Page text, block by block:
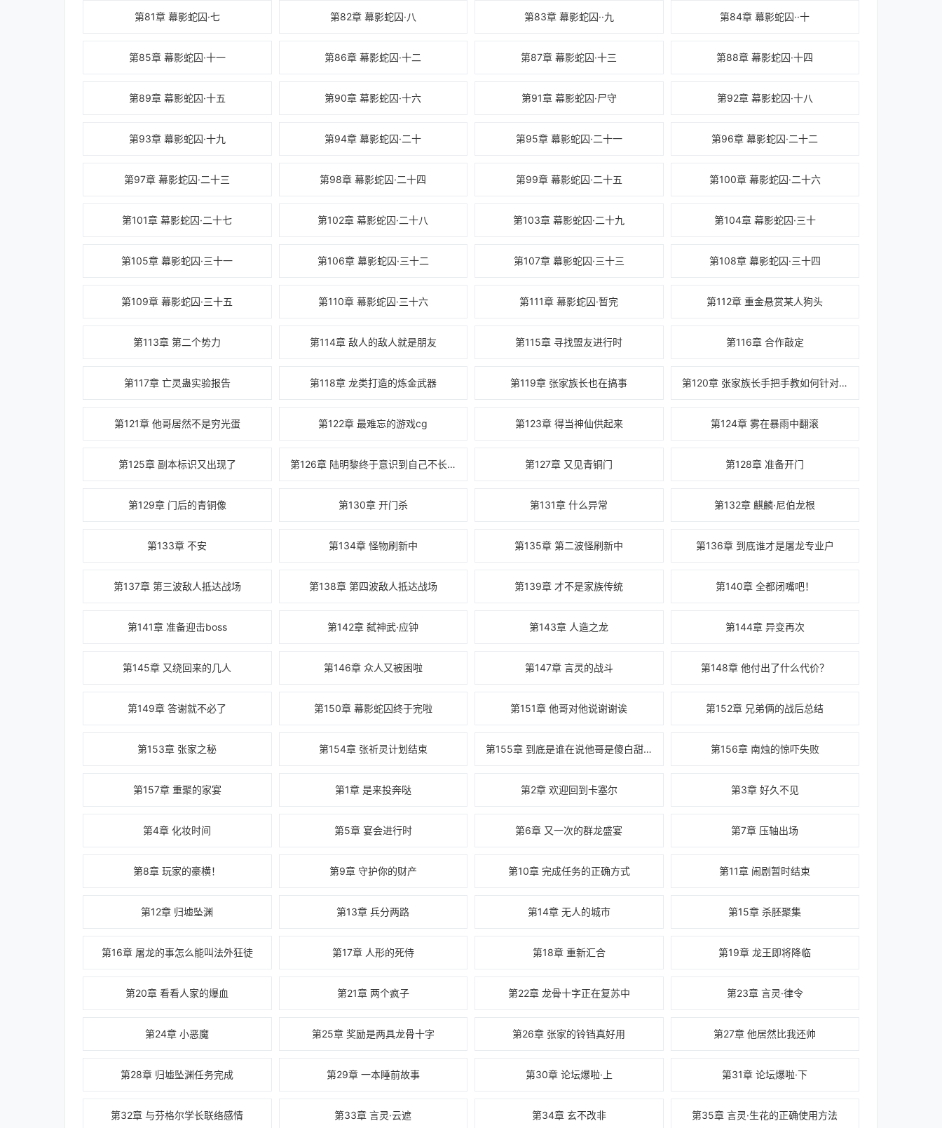
第81章 幕影蛇囚·七 第82章 幕影蛇囚·八 第83章 幕影蛇囚··九 第84章 幕影蛇囚··十
第85章 幕影蛇囚·十一 第86章 幕影蛇囚·十二 第87章 幕影蛇囚·十三 第88章 幕影蛇囚·十四
第89章 幕影蛇囚·十五 第90章 幕影蛇囚·十六 第91章 幕影蛇囚·尸守 第92章 幕影蛇囚·十八
第93章 幕影蛇囚·十九 第94章 幕影蛇囚·二十 第95章 幕影蛇囚·二十一 第96章 幕影蛇囚·二十二
第97章 幕影蛇囚·二十三 第98章 幕影蛇囚·二十四 第99章 幕影蛇囚·二十五 第100章 幕影蛇囚·二十六
第101章 幕影蛇囚·二十七 第102章 幕影蛇囚·二十八 第103章 幕影蛇囚·二十九 第104章 幕影蛇囚·三十
第105章 幕影蛇囚·三十一 第106章 幕影蛇囚·三十二 第107章 幕影蛇囚·三十三 第108章 幕影蛇囚·三十四
第109章 幕影蛇囚·三十五 第110章 幕影蛇囚·三十六 第111章 幕影蛇囚·暂完 第112章 重金悬赏某人狗头
第113章 第二个势力 第114章 敌人的敌人就是朋友 第115章 寻找盟友进行时 第116章 合作敲定
第117章 亡灵蛊实验报告 第118章 龙类打造的炼金武器 第119章 张家族长也在搞事 第120章 张家族长手把手教如何针对敌人
第121章 他哥居然不是穷光蛋 第122章 最难忘的游戏cg 第123章 得当神仙供起来 第124章 雾在暴雨中翻滚
第125章 副本标识又出现了 第126章 陆明黎终于意识到自己不长个了 第127章 又见青铜门 第128章 准备开门
第129章 门后的青铜像 第130章 开门杀 第131章 什么异常 第132章 麒麟·尼伯龙根
第133章 不安 第134章 怪物刷新中 第135章 第二波怪刷新中 第136章 到底谁才是屠龙专业户
第137章 第三波敌人抵达战场 第138章 第四波敌人抵达战场 第139章 才不是家族传统 第140章 全都闭嘴吧！
第141章 准备迎击boss 第142章 弑神武·应钟 第143章 人造之龙 第144章 异变再次
第145章 又绕回来的几人 第146章 众人又被困啦 第147章 言灵的战斗 第148章 他付出了什么代价？
第149章 答谢就不必了 第150章 幕影蛇囚终于完啦 第151章 他哥对他说谢谢诶 第152章 兄弟俩的战后总结
第153章 张家之秘 第154章 张祈灵计划结束 第155章 到底是谁在说他哥是傻白甜的 第156章 南烛的惊吓失败
第157章 重聚的家宴 第1章 是来投奔哒 第2章 欢迎回到卡塞尔 第3章 好久不见
第4章 化妆时间 第5章 宴会进行时 第6章 又一次的群龙盛宴 第7章 压轴出场
第8章 玩家的豪横！ 第9章 守护你的财产 第10章 完成任务的正确方式 第11章 闹剧暂时结束
第12章 归墟坠渊 第13章 兵分两路 第14章 无人的城市 第15章 杀胚聚集
第16章 屠龙的事怎么能叫法外狂徒 第17章 人形的死侍 第18章 重新汇合 第19章 龙王即将降临
第20章 看看人家的爆血 第21章 两个疯子 第22章 龙骨十字正在复苏中 第23章 言灵·律令
第24章 小恶魔 第25章 奖励是两具龙骨十字 第26章 张家的铃铛真好用 第27章 他居然比我还帅
第28章 归墟坠渊任务完成 第29章 一本睡前故事 第30章 论坛爆啦·上 第31章 论坛爆啦·下
第32章 与芬格尔学长联络感情 第33章 言灵·云遮 第34章 玄不改非 第35章 言灵·生花的正确使用方法